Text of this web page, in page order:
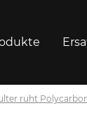
ruht